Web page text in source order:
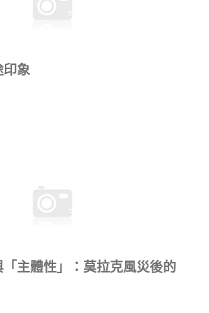
印象
主體性」：莫拉克風災後的